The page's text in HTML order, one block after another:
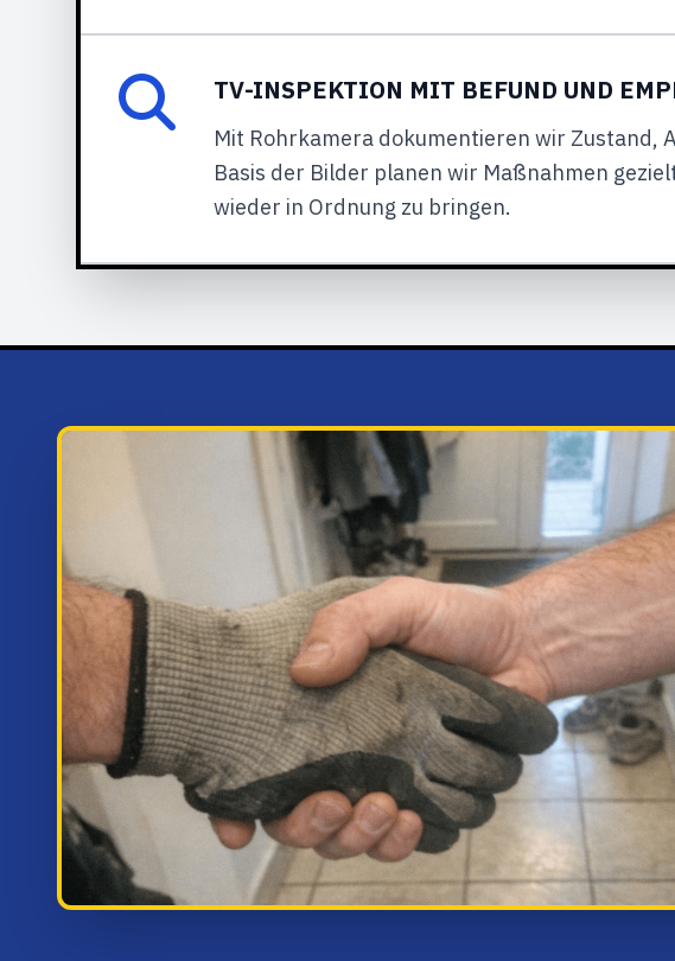
TV-INSPEKTION MIT BEFUND UND
Mit Rohrkamera dokumentieren wir Zustand,
Basis der Bilder planen wir Maßnahmen
wieder in Ordnung zu bringen.